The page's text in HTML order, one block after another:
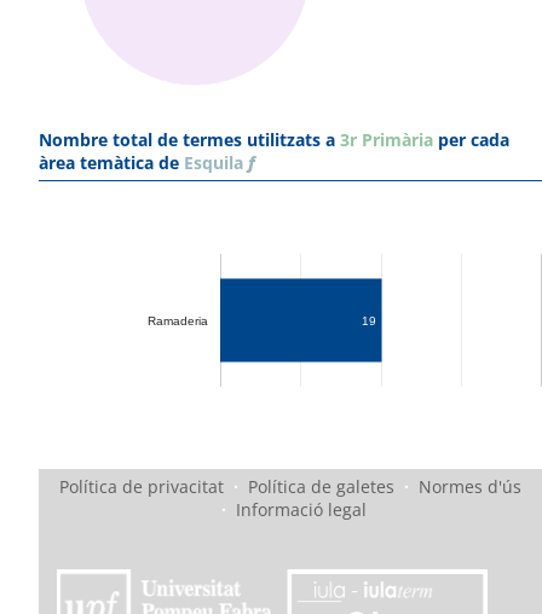
Nombre total de termes utilitzats a 3r Primària per cada
àrea temàtica de Esquila f
Ramaderia 19
Política de privacitat · Política de galetes · Normes d'ús
· Informació legal